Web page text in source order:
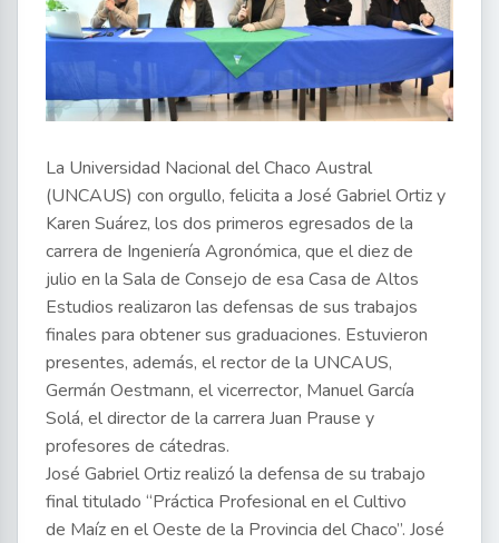
La Universidad Nacional del Chaco Austral
(UNCAUS) con orgullo, felicita a José Gabriel Ortiz y
Karen Suárez, los dos primeros egresados de la
carrera de Ingeniería Agronómica, que el diez de
julio en la Sala de Consejo de esa Casa de Altos
Estudios realizaron las defensas de sus trabajos
finales para obtener sus graduaciones. Estuvieron
presentes, además, el rector de la UNCAUS,
Germán Oestmann, el vicerrector, Manuel García
Solá, el director de la carrera Juan Prause y
profesores de cátedras.
José Gabriel Ortiz realizó la defensa de su trabajo
final titulado “Práctica Profesional en el Cultivo
de Maíz en el Oeste de la Provincia del Chaco”. José